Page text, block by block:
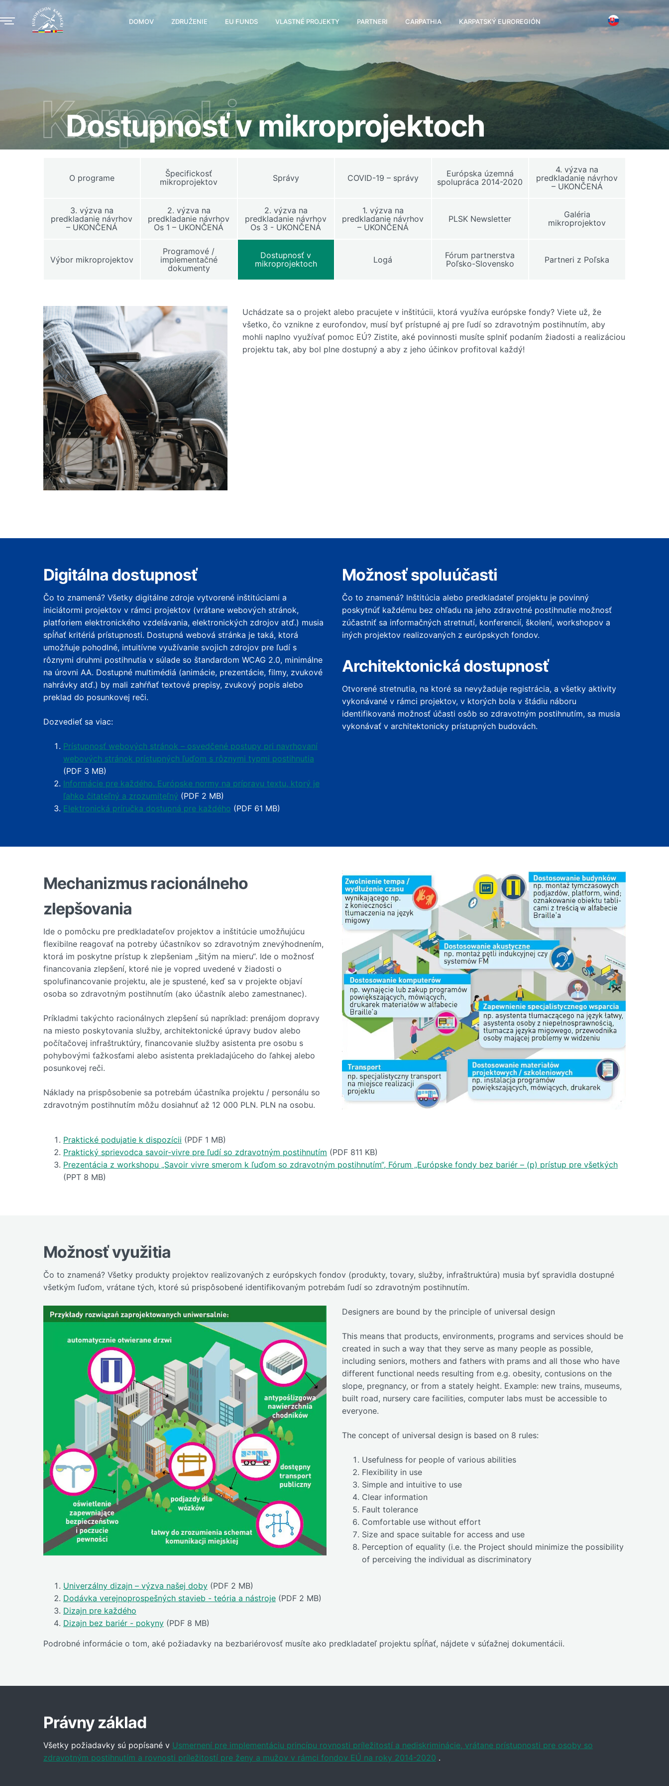
DOMOV ZDRUŽENIE EU FUNDS VLASTNÉ PROJEKTY PARTNERI CARPATHIA KARPATSKÝ EUROREGIÓN
Karpacki
Dostupnosť v mikroprojektoch
O programe
Špecifickosť
mikroprojektov
Správy COVID-19 – správy
Európska územná
spolupráca 2014-2020
4. výzva na
predkladanie návrhov
– UKONČENÁ
3. výzva na
predkladanie návrhov
– UKONČENÁ
2. výzva na
predkladanie návrhov
Os 1 – UKONČENÁ
2. výzva na
predkladanie návrhov
Os 3 - UKONČENÁ
1. výzva na
predkladanie návrhov
– UKONČENÁ
PLSK Newsletter
Galéria
mikroprojektov
Výbor mikroprojektov
Programové /
implementačné
dokumenty
Dostupnosť v
mikroprojektoch
Logá
Fórum partnerstva
Poľsko-Slovensko
Partneri z Poľska
Uchádzate sa o projekt alebo pracujete v inštitúcii, ktorá využíva európske fondy? Viete už, že
všetko, čo vznikne z eurofondov, musí byť prístupné aj pre ľudí so zdravotným postihnutím, aby
mohli naplno využívať pomoc EÚ? Zistite, aké povinnosti musíte splniť podaním žiadosti a realizáciou
projektu tak, aby bol plne dostupný a aby z jeho účinkov profitoval každý!
Digitálna dostupnosť
Čo to znamená? Všetky digitálne zdroje vytvorené inštitúciami a
iniciátormi projektov v rámci projektov (vrátane webových stránok,
platforiem elektronického vzdelávania, elektronických zdrojov atď.) musia
spĺňať kritériá prístupnosti. Dostupná webová stránka je taká, ktorá
umožňuje pohodlné, intuitívne využívanie svojich zdrojov pre ľudí s
rôznymi druhmi postihnutia v súlade so štandardom WCAG 2.0, minimálne
na úrovni AA. Dostupné multimédiá (animácie, prezentácie, filmy, zvukové
nahrávky atď.) by mali zahŕňať textové prepisy, zvukový popis alebo
preklad do posunkovej reči.
Dozvedieť sa viac:
Prístupnosť webových stránok – osvedčené postupy pri navrhovaní
webových stránok prístupných ľuďom s rôznymi typmi postihnutia
(PDF 3 MB)
Informácie pre každého. Európske normy na prípravu textu, ktorý je
ľahko čitateľný a zrozumiteľný (PDF 2 MB)
Elektronická príručka dostupná pre každého (PDF 61 MB)
Možnosť spoluúčasti
Čo to znamená? Inštitúcia alebo predkladateľ projektu je povinný
poskytnúť každému bez ohľadu na jeho zdravotné postihnutie možnosť
zúčastniť sa informačných stretnutí, konferencií, školení, workshopov a
iných projektov realizovaných z európskych fondov.
Architektonická dostupnosť
Otvorené stretnutia, na ktoré sa nevyžaduje registrácia, a všetky aktivity
vykonávané v rámci projektov, v ktorých bola v štádiu náboru
identifikovaná možnosť účasti osôb so zdravotným postihnutím, sa musia
vykonávať v architektonicky prístupných budovách.
Mechanizmus racionálneho
zlepšovania
Ide o pomôcku pre predkladateľov projektov a inštitúcie umožňujúcu
flexibilne reagovať na potreby účastníkov so zdravotným znevýhodnením,
ktorá im poskytne prístup k zlepšeniam „šitým na mieru“. Ide o možnosť
financovania zlepšení, ktoré nie je vopred uvedené v žiadosti o
spolufinancovanie projektu, ale je spustené, keď sa v projekte objaví
osoba so zdravotným postihnutím (ako účastník alebo zamestnanec).
Príkladmi takýchto racionálnych zlepšení sú napríklad: prenájom dopravy
na miesto poskytovania služby, architektonické úpravy budov alebo
počítačovej infraštruktúry, financovanie služby asistenta pre osobu s
pohybovými ťažkosťami alebo asistenta prekladajúceho do ľahkej alebo
posunkovej reči.
Náklady na prispôsobenie sa potrebám účastníka projektu / personálu so
zdravotným postihnutím môžu dosiahnuť až 12 000 PLN. PLN na osobu.
Praktické podujatie k dispozícii (PDF 1 MB)
Praktický sprievodca savoir-vivre pre ľudí so zdravotným postihnutím (PDF 811 KB)
Prezentácia z workshopu „Savoir vivre smerom k ľuďom so zdravotným postihnutím“, Fórum „Európske fondy bez bariér – (p) prístup pre všetkých
(PPT 8 MB)
Možnosť využitia
Čo to znamená? Všetky produkty projektov realizovaných z európskych fondov (produkty, tovary, služby, infraštruktúra) musia byť spravidla dostupné
všetkým ľuďom, vrátane tých, ktoré sú prispôsobené identifikovaným potrebám ľudí so zdravotným postihnutím.
Designers are bound by the principle of universal design
This means that products, environments, programs and services should be
created in such a way that they serve as many people as possible,
including seniors, mothers and fathers with prams and all those who have
different functional needs resulting from e.g. obesity, contusions on the
slope, pregnancy, or from a stately height. Example: new trains, museums,
built road, nursery care facilities, computer labs must be accessible to
everyone.
The concept of universal design is based on 8 rules:
Usefulness for people of various abilities
Flexibility in use
Simple and intuitive to use
Clear information
Fault tolerance
Comfortable use without effort
Size and space suitable for access and use
Perception of equality (i.e. the Project should minimize the possibility
of perceiving the individual as discriminatory
Univerzálny dizajn – výzva našej doby (PDF 2 MB)
Dodávka verejnoprospešných stavieb - teória a nástroje (PDF 2 MB)
Dizajn pre každého
Dizajn bez bariér - pokyny (PDF 8 MB)
Podrobné informácie o tom, aké požiadavky na bezbariérovosť musíte ako predkladateľ projektu spĺňať, nájdete v súťažnej dokumentácii.
Právny základ
Všetky požiadavky sú popísané v Usmernení pre implementáciu princípu rovnosti príležitostí a nediskriminácie, vrátane prístupnosti pre osoby so
zdravotným postihnutím a rovnosti príležitostí pre ženy a mužov v rámci fondov EÚ na roky 2014-2020 .